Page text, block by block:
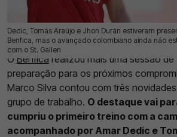
Dedic, Tomás Araújo e Jhon Durán estiveram
Benfica, mas o avançado colombiano ainda não
com o St. Gallen
21 Jul 2026 | 17:30 | 0
O Benfica realizou mais uma sessão de
preparação para os próximos
Marco Silva contou com três
grupo de trabalho. O destaque vai
cumpriu o primeiro treino com a
acompanhado por Amar Dedic e